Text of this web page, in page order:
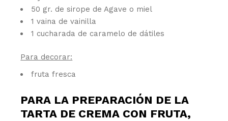
50 gr. de sirope de Agave o miel
1 vaina de vainilla
1 cucharada de caramelo de dátiles
Para decorar:
fruta fresca
PARA LA PREPARACIÓN DE LA
TARTA DE CREMA CON FRUTA,